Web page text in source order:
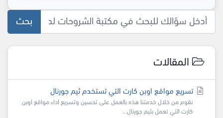
بحث
المقالات
تسريع مواقع اوبن كارت التي تستخدم ثيم جورنال
نقوم من خلال خدمتنا هذه بالعمل على تحسين وتسريع اداء مواقع اوبن
كارت التي تعمل بثيم جورنال...